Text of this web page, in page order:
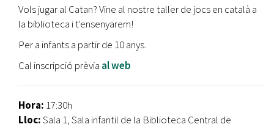
Vols jugar al Catan? Vine al nostre taller de jocs en català a
la biblioteca i t'ensenyarem!
Per a infants a partir de 10 anys.
Cal inscripció prèvia al web
Hora: 17:30h
Lloc:Sala 1, Sala infantil de la Biblioteca Central de